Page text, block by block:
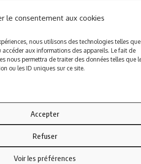
le consentement aux cookies
nous utilisons des technologies telles
aux informations des appareils. Le fait de
nous permettra de traiter des données telles que
ou les ID uniques sur ce site.
Accepter
Refuser
Voir les préférences